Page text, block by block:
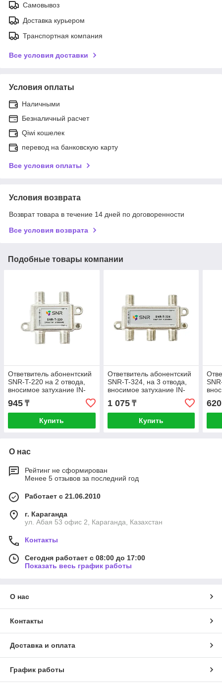
Самовывоз
Доставка курьером
Транспортная компания
Все условия доставки
Условия оплаты
Наличными
Безналичный расчет
Qiwi кошелек
перевод на банковскую карту
Все условия оплаты
Условия возврата
Возврат товара в течение 14 дней по договоренности
Все условия возврата
Подобные товары компании
Ответвитель абонентский
SNR-T-220 на 2 отвода,
вносимое затухание IN-
TAP 20dB.
945 ₸
Купить
Ответвитель абонентский
SNR-T-324, на 3 отвода,
вносимое затухание IN-
TAP 24dB.
1 075₸
Купить
620
О нас
Рейтинг не сформирован
Менее 5 отзывов за последний год
Работает с 21.06.2010
г. Караганда
ул. Абая 53 офис 2, Караганда, Казахстан
Контакты
Сегодня работает с 08:00 до 17:00
Показать весь график работы
О нас
Контакты
Доставка и оплата
График работы